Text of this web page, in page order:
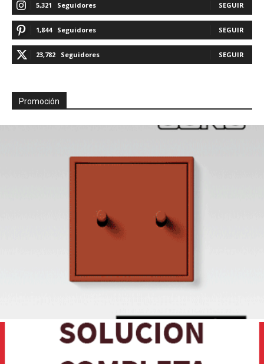
5,321 Seguidores SEGUIR
1,844 Seguidores SEGUIR
23,782 Seguidores SEGUIR
Promoción